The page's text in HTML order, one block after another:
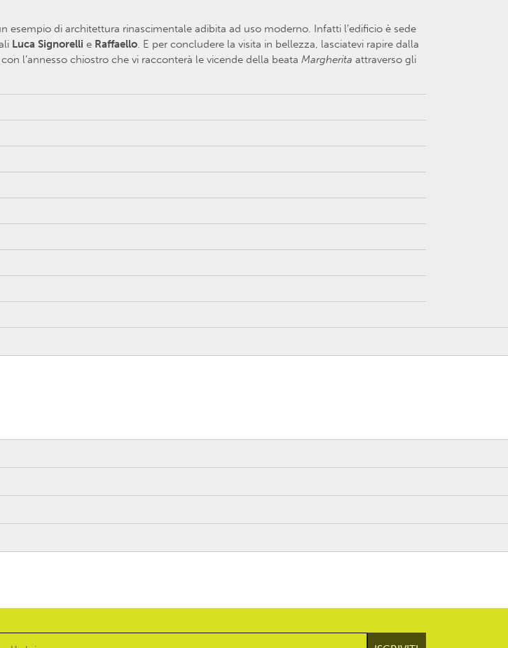
esempio di architettura rinascimentale adibita ad uso moderno. Infatti l’edificio è sede
Luca Signorelli e Raffaello. E per concludere la visita in bellezza, lasciatevi rapire dalla
l’annesso chiostro che vi racconterà le vicende della beata Margherita attraverso gli